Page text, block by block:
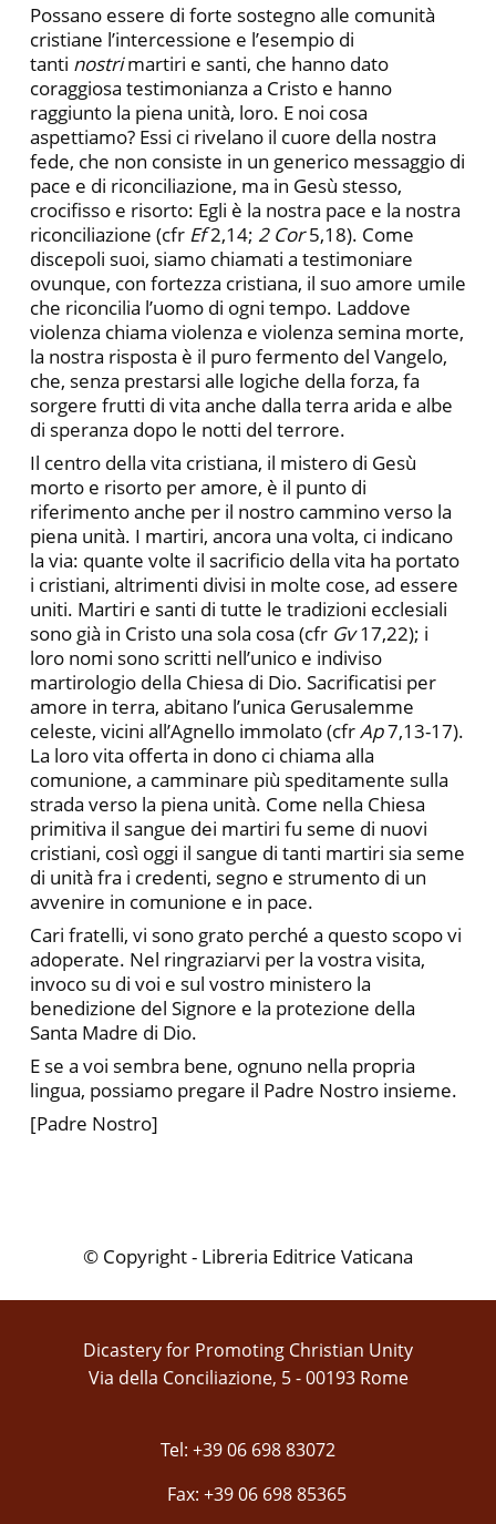
Possano essere di forte sostegno alle comunità
cristiane l’intercessione e l’esempio di
tanti nostrimartiri e santi, che hanno dato
coraggiosa testimonianza a Cristo e hanno
raggiunto la piena unità, loro. E noi cosa
aspettiamo? Essi ci rivelano il cuore della nostra
fede, che non consiste in un generico messaggio di
pace e di riconciliazione, ma in Gesù stesso,
crocifisso e risorto: Egli è la nostra pace e la nostra
riconciliazione (cfr Ef2,14; 2 Cor5,18). Come
discepoli suoi, siamo chiamati a testimoniare
ovunque, con fortezza cristiana, il suo amore umile
che riconcilia l’uomo di ogni tempo. Laddove
violenza chiama violenza e violenza semina morte,
la nostra risposta è il puro fermento del Vangelo,
che, senza prestarsi alle logiche della forza, fa
sorgere frutti di vita anche dalla terra arida e albe
di speranza dopo le notti del terrore.
Il centro della vita cristiana, il mistero di Gesù
morto e risorto per amore, è il punto di
riferimento anche per il nostro cammino verso la
piena unità. I martiri, ancora una volta, ci indicano
la via: quante volte il sacrificio della vita ha portato
i cristiani, altrimenti divisi in molte cose, ad essere
uniti. Martiri e santi di tutte le tradizioni ecclesiali
sono già in Cristo una sola cosa (cfr Gv17,22); i
loro nomi sono scritti nell’unico e indiviso
martirologio della Chiesa di Dio. Sacrificatisi per
amore in terra, abitano l’unica Gerusalemme
celeste, vicini all’Agnello immolato (cfrAp7,13-17).
La loro vita offerta in dono ci chiama alla
comunione, a camminare più speditamente sulla
strada verso la piena unità. Come nella Chiesa
primitiva il sangue dei martiri fu seme di nuovi
cristiani, così oggi il sangue di tanti martiri sia seme
di unità fra i credenti, segno e strumento di un
avvenire in comunione e in pace.
Cari fratelli, vi sono grato perché a questo scopo vi
adoperate. Nel ringraziarvi per la vostra visita,
invoco su di voi e sul vostro ministero la
benedizione del Signore e la protezione della
Santa Madre di Dio.
E se a voi sembra bene, ognuno nella propria
lingua, possiamo pregare il Padre Nostro insieme.
[Padre Nostro]
© Copyright - Libreria Editrice Vaticana
Dicastery for Promoting Christian Unity
Via della Conciliazione, 5 - 00193 Rome
Tel: +39 06 698 83072
Fax: +39 06 698 85365